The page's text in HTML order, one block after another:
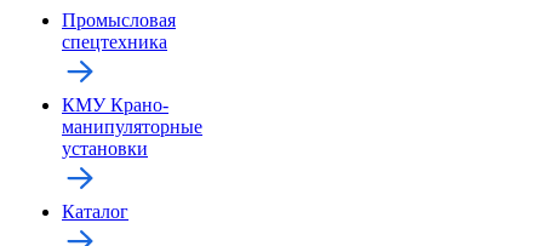
Промысловая
спецтехника
КМУ Крано-
манипуляторные
установки
Каталог